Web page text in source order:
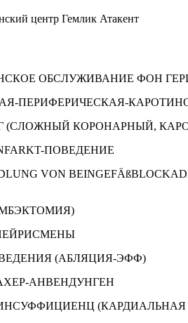
центр Гемлик Атакент
ОБСЛУЖИВАНИЕ ФОН
ПЕРИФЕРИЧЕСКАЯ-
(СЛОЖНЫЙ КОРОНАРНЫЙ,
ПОВЕДЕНИЕ
VON
(АБЛЯЦИЯ-ЭФФ)
АНВЕНДУНГЕН